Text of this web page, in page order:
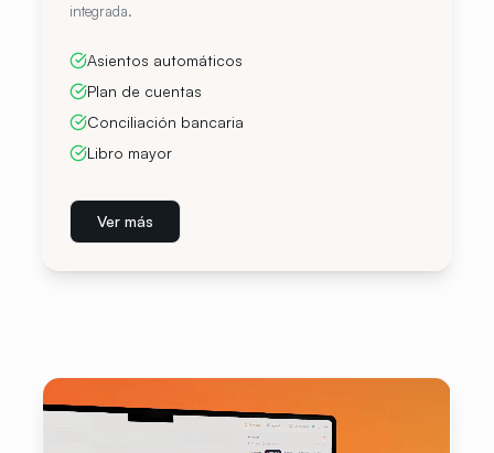
integrada.
Asientos automáticos
Plan de cuentas
Conciliación bancaria
Libro mayor
Ver más